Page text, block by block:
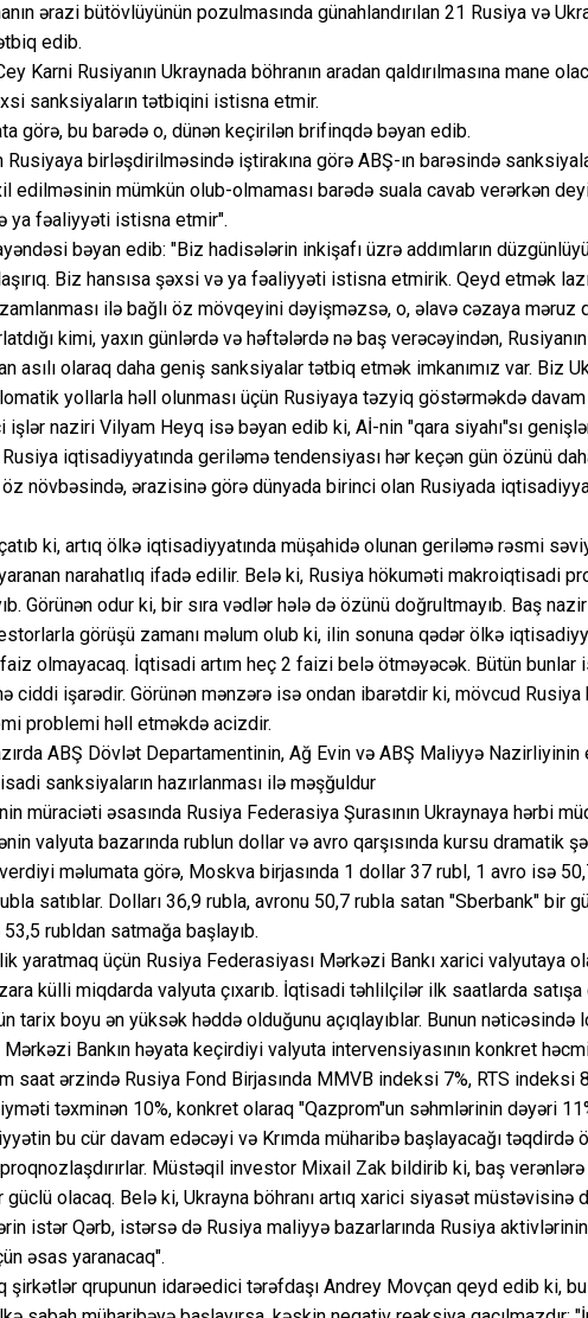
ərazi bütövlüyünün pozulmasında günahlandırılan 21 Rusiya və
edib.
Karni Rusiyanın Ukraynada böhranın aradan qaldırılmasına mane
sanksiyaların tətbiqini istisna etmir.
görə, bu barədə o, dünən keçirilən brifinqdə bəyan edib.
Rusiyaya birləşdirilməsində iştirakına görə ABŞ-ın barəsində
edilməsinin mümkün olub-olmaması barədə suala cavab verərkən
ya fəaliyyəti istisna etmir".
bəyan edib: "Biz hadisələrin inkişafı üzrə addımların
Biz hansısa şəxsi və ya fəaliyyəti istisna etmirik. Qeyd etmək
ilə bağlı öz mövqeyini dəyişməzsə, o, əlavə cəzaya məruz
kimi, yaxın günlərdə və həftələrdə nə baş verəcəyindən,
asılı olaraq daha geniş sanksiyalar tətbiq etmək imkanımız var. Biz
yollarla həll olunması üçün Rusiyaya təzyiq göstərməkdə
işlər naziri Vilyam Heyq isə bəyan edib ki, Aİ-nin "qara siyahı"sı
iqtisadiyyatında geriləmə tendensiyası hər keçən gün özünü
növbəsində, ərazisinə görə dünyada birinci olan Rusiyada
ki, artıq ölkə iqtisadiyyatında müşahidə olunan geriləmə rəsmi
narahatlıq ifadə edilir. Belə ki, Rusiya hökuməti makroiqtisadi
Görünən odur ki, bir sıra vədlər hələ də özünü doğrultmayıb. Baş
görüşü zamanı məlum olub ki, ilin sonuna qədər ölkə
olmayacaq. İqtisadi artım heç 2 faizi belə ötməyəcək. Bütün bunlar
ciddi işarədir. Görünən mənzərə isə ondan ibarətdir ki, mövcud
problemi həll etməkdə acizdir.
ABŞ Dövlət Departamentinin, Ağ Evin və ABŞ Maliyyə
sanksiyaların hazırlanması ilə məşğuldur
müraciəti əsasında Rusiya Federasiya Şurasının Ukraynaya hərbi
valyuta bazarında rublun dollar və avro qarşısında kursu dramatik
məlumata görə, Moskva birjasında 1 dollar 37 rubl, 1 avro isə
satıblar. Dolları 36,9 rubla, avronu 50,7 rubla satan "Sberbank" bir
rubldan satmağa başlayıb.
yaratmaq üçün Rusiya Federasiyası Mərkəzi Bankı xarici valyutaya
külli miqdarda valyuta çıxarıb. İqtisadi təhlilçilər ilk saatlarda satışa
tarix boyu ən yüksək həddə olduğunu açıqlayıblar. Bunun
Bankın həyata keçirdiyi valyuta intervensiyasının konkret həcmi
saat ərzində Rusiya Fond Birjasında MMVB indeksi 7%, RTS indeksi
təxminən 10%, konkret olaraq "Qazprom"un səhmlərinin dəyəri
bu cür davam edəcəyi və Krımda müharibə başlayacağı təqdirdə
Müstəqil investor Mixail Zak bildirib ki, baş verənlərə
olacaq. Belə ki, Ukrayna böhranı artıq xarici siyasət müstəvisinə
istər Qərb, istərsə də Rusiya maliyyə bazarlarında Rusiya
əsas yaranacaq".
şirkətlər qrupunun idarəedici tərəfdaşı Andrey Movçan qeyd edib ki,